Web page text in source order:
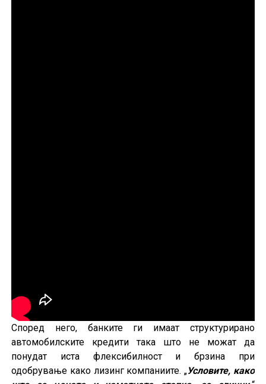
Според него, банките ги имаат структурирано
автомобилските кредити така што не можат да
понудат иста флексибилност и брзина при
одобрување како лизинг компаниите. „Условите, како